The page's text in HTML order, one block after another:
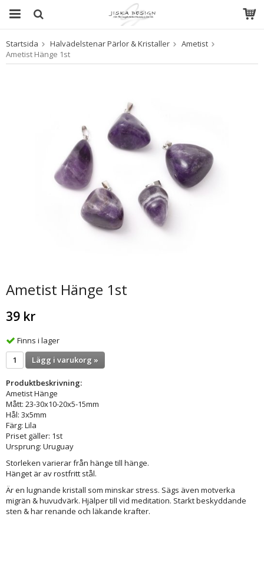
Produkten har blivit tillagd i varukorgen
Startsida Halvädelstenar Pärlor & Kristaller
Ametist
Ametist Hänge 1st
Ametist Hänge 1st
39 kr
Finns i lager
Lägg i varukorg »
Produktbeskrivning:
Ametist Hänge
Mått: 23-30x10-20x5-15mm
Hål: 3x5mm
Färg: Lila
Priset gäller: 1st
Ursprung: Uruguay
Storleken varierar från hänge till hänge.
Hänget är av rostfritt stål.
Är en lugnande kristall som minskar stress. Sägs även motverka
migrän & huvudvärk. Hjälper till vid meditation. Starkt beskyddande
sten & har renande och läkande krafter.